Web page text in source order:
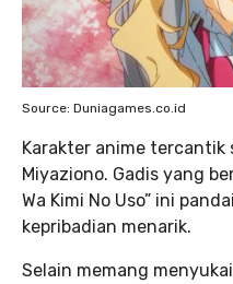
Source: Duniagames.co.id
Karakter anime tercantik
Miyaziono. Gadis yang
Wa Kimi No Uso” ini
kepribadian menarik.
Selain memang